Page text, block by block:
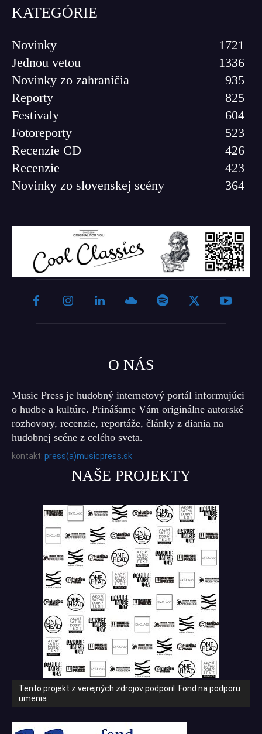
KATEGÓRIE
Novinky
1721
Jednou vetou
1336
Novinky zo zahraničia
935
Reporty
825
Festivaly
604
Fotoreporty
523
Recenzie CD
426
Recenzie
423
Novinky zo slovenskej scény
364
O NÁS
Music Press je hudobný internetový portál informujúci
o hudbe a kultúre. Prinášame Vám originálne autorské
rozhovory, recenzie, reportáže, články z diania na
hudobnej scéne z celého sveta.
kontakt: press(a)musicpress.sk
NAŠE PROJEKTY
Tento projekt z verejných zdrojov podporil: Fond na podporu
umenia